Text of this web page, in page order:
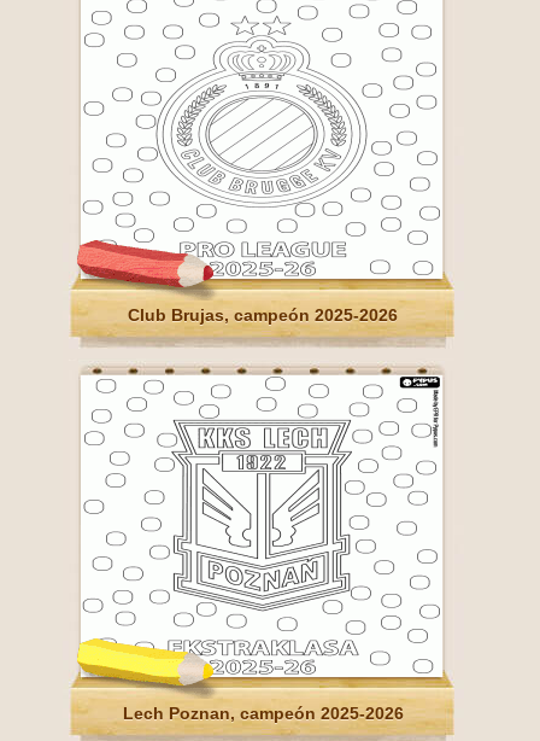
Club Brujas, campeón 2025-2026
Lech Poznan, campeón 2025-2026